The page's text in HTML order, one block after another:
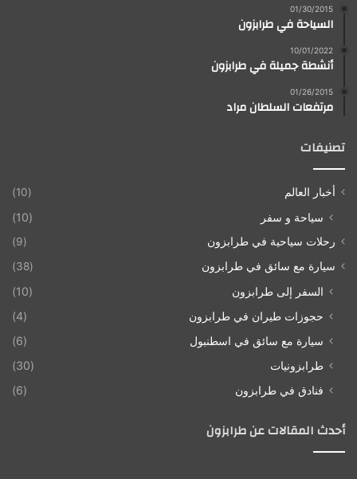
01/30/2015
السياحة في طرابزون
10/01/2022
أنشطة جميلة في طرابزون
01/26/2015
مرتفعات السلطان مراد
تصنيفات
أخبار العالم (10)
سياحة و سفر (10)
رحلات سياحية في طرابزون
(9)
سيارة مع سائق في طرابزون
(38)
السفر إلى طرابزون
(10)
حجوزات طيران في طرابزون
(4)
سيارة مع سائق في اسطنبول
(6)
طرابزونيات
(30)
فنادق في طرابزون
(6)
أحدث المقالات عن طرابزون